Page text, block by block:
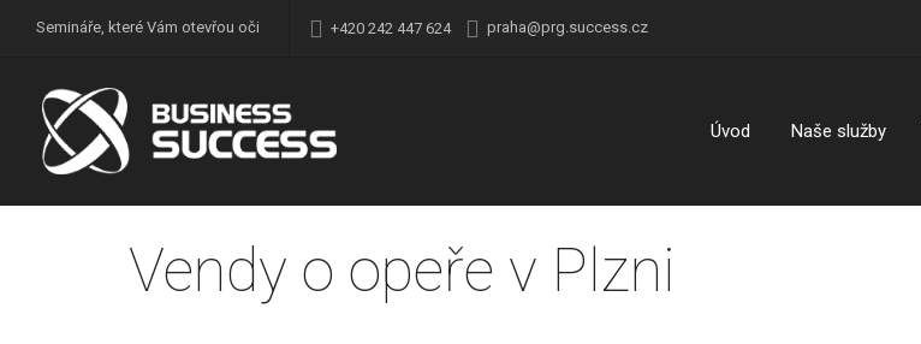
Semináře, které Vám otevřou oči +420 242 447 624 praha@prg.success.cz
Úvod Naše služby
Vendy o opeře v Plzni